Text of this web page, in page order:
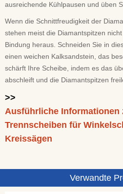
ausreichende Kühlpausen und üben
Wenn die Schnittfreudigkeit der
stehen meist die Diamantspitzen
Bindung heraus. Schneiden Sie in
einen weichen Kalksandstein, das
schärft Ihre Scheibe, indem es das
abschleift und die Diamantspitzen
>>
Ausführliche Informationen
Trennscheiben für
Kreissägen
Verwandte